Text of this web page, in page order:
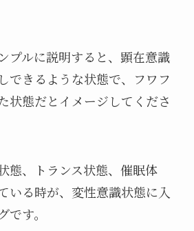
プルに説明すると、顕在意識
できるような状態で、フワフ
状態だとイメージしてくださ
態、トランス状態、催眠体
いる時が、変性意識状態に入
す。